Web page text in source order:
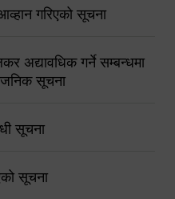
गरिएको सूचना
अद्यावधिक गर्ने सम्बन्धमा
सूचना
सूचना
सूचना